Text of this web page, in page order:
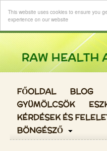
This website uses cookies to ensure you
experience on our website
FŐOLDAL BLOG
GYÜMÖLCSÖK
KÉRDÉSEK ÉS
BÖNGÉSZŐ